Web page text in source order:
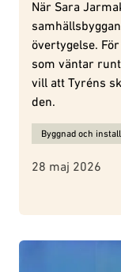
När Sara
övertygelse.
som väntar
vill att Tyréns
den.
Ämnen för
Byggnad och
28 maj 2026